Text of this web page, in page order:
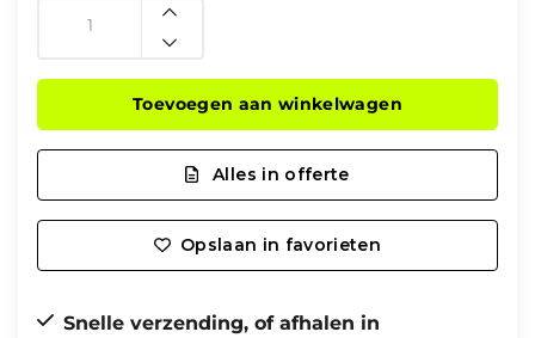
Toevoegen aan winkelwagen
Alles in offerte
Opslaan in favorieten
Snelle verzending, of afhalen in